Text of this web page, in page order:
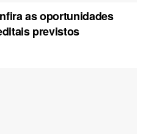
as oportunidades
previstos